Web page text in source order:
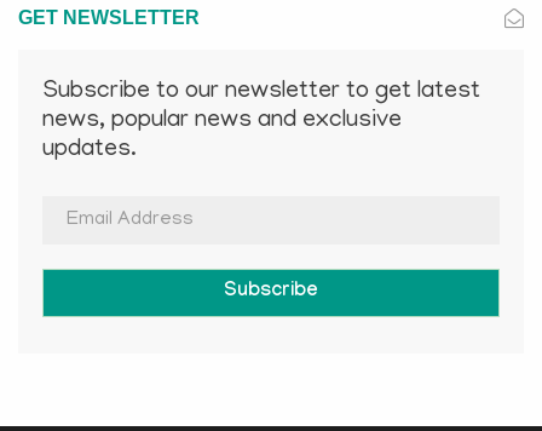
GET NEWSLETTER
Subscribe to our newsletter to get latest
news, popular news and exclusive
updates.
Subscribe